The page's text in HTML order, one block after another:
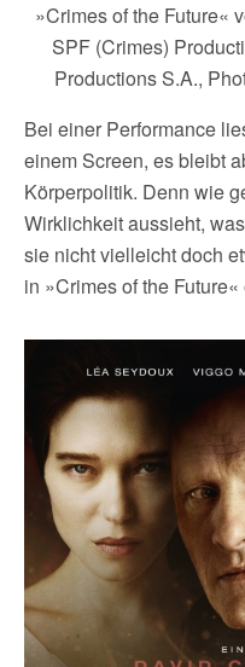
»Crimes of the Future«
SPF (Crimes)
Productions S.A.,
Bei einer Performance
einem Screen, es bleibt
Körperpolitik. Denn wie
Wirklichkeit aussieht,
sie nicht vielleicht doch
in »Crimes of the Future«